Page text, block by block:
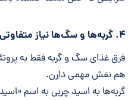
۴. گربه‌ها و سگ‌ها نیاز متفاوتی به اسیدهای چرب دارن
فرق غذای سگ و گربه فقط به
هم نقش مهمی دارن.